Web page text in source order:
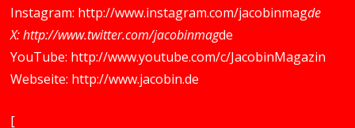
Instagram: http://www.instagram.com/jacobinmagde
X:http://www.twitter.com/jacobinmagde
YouTube: http://www.youtube.com/c/JacobinMagazin
Webseite: http://www.jacobin.de
[